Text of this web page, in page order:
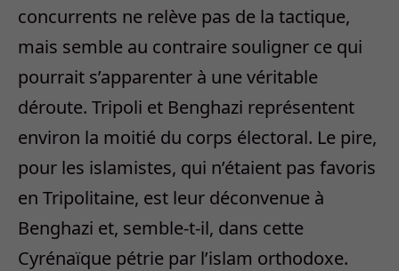
concurrents ne relève pas de la tactique,
mais semble au contraire souligner ce qui
pourrait s’apparenter à une véritable
déroute. Tripoli et Benghazi représentent
environ la moitié du corps électoral. Le pire,
pour les islamistes, qui n’étaient pas favoris
en Tripolitaine, est leur déconvenue à
Benghazi et, semble-t-il, dans cette
Cyrénaïque pétrie par l’islam orthodoxe.